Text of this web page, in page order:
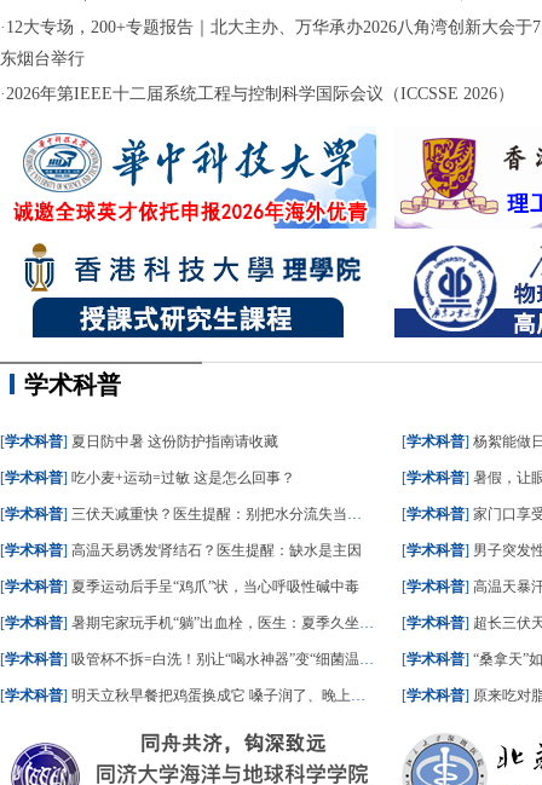
· 12大专场，200+专题报告｜北大主办、万华承办2026八角湾创新大会于
东烟台举行
·2026年第IEEE十二届系统工程与控制科学国际会议（ICCSSE 2026）
学术科普
[学术科普] 夏日防中暑 这份防护指南请收藏
[学术科普] 吃小麦+运动=过敏 这是怎么回事？
[学术科普] 三伏天减重快？医生提醒：别把水分流失当成减脂
[学术科普] 高温天易诱发肾结石？医生提醒：缺水是主因
[学术科普] 夏季运动后手呈“鸡爪”状，当心呼吸性碱中毒
[学术科普] 暑期宅家玩手机“躺”出血栓，医生：夏季久坐风险高
[学术科普] 吸管杯不拆=白洗！别让“喝水神器”变“细菌温床”
[学术科普] 明天立秋早餐把鸡蛋换成它 嗓子润了、晚上睡踏实了
[学术科普] 杨絮能做
[学术科普] 暑假，让
[学术科普] 家门口享受
[学术科普] 男子突发
[学术科普] 高温天暴
[学术科普] 超长三伏天
[学术科普] “桑拿天”
[学术科普] 原来吃对脂肪，